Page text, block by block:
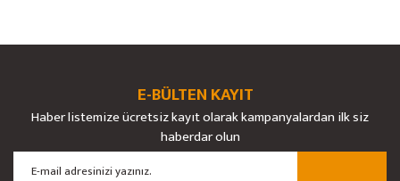
Bu ürüne ilk yorumu siz yapın!
Yorum Yaz
yetersiz gördüğünüz noktaları öneri formunu kullanarak tarafımıza
Ürün resmi kalitesiz, bozuk veya görüntülenemiyor.
Ürün açıklamasında eksik bilgiler bulunuyor.
Ürün bilgilerinde hatalar bulunuyor.
E-BÜLTEN KAYIT
Haber listemize ücretsiz kayıt olarak kampanyalardan ilk siz
haberdar olun